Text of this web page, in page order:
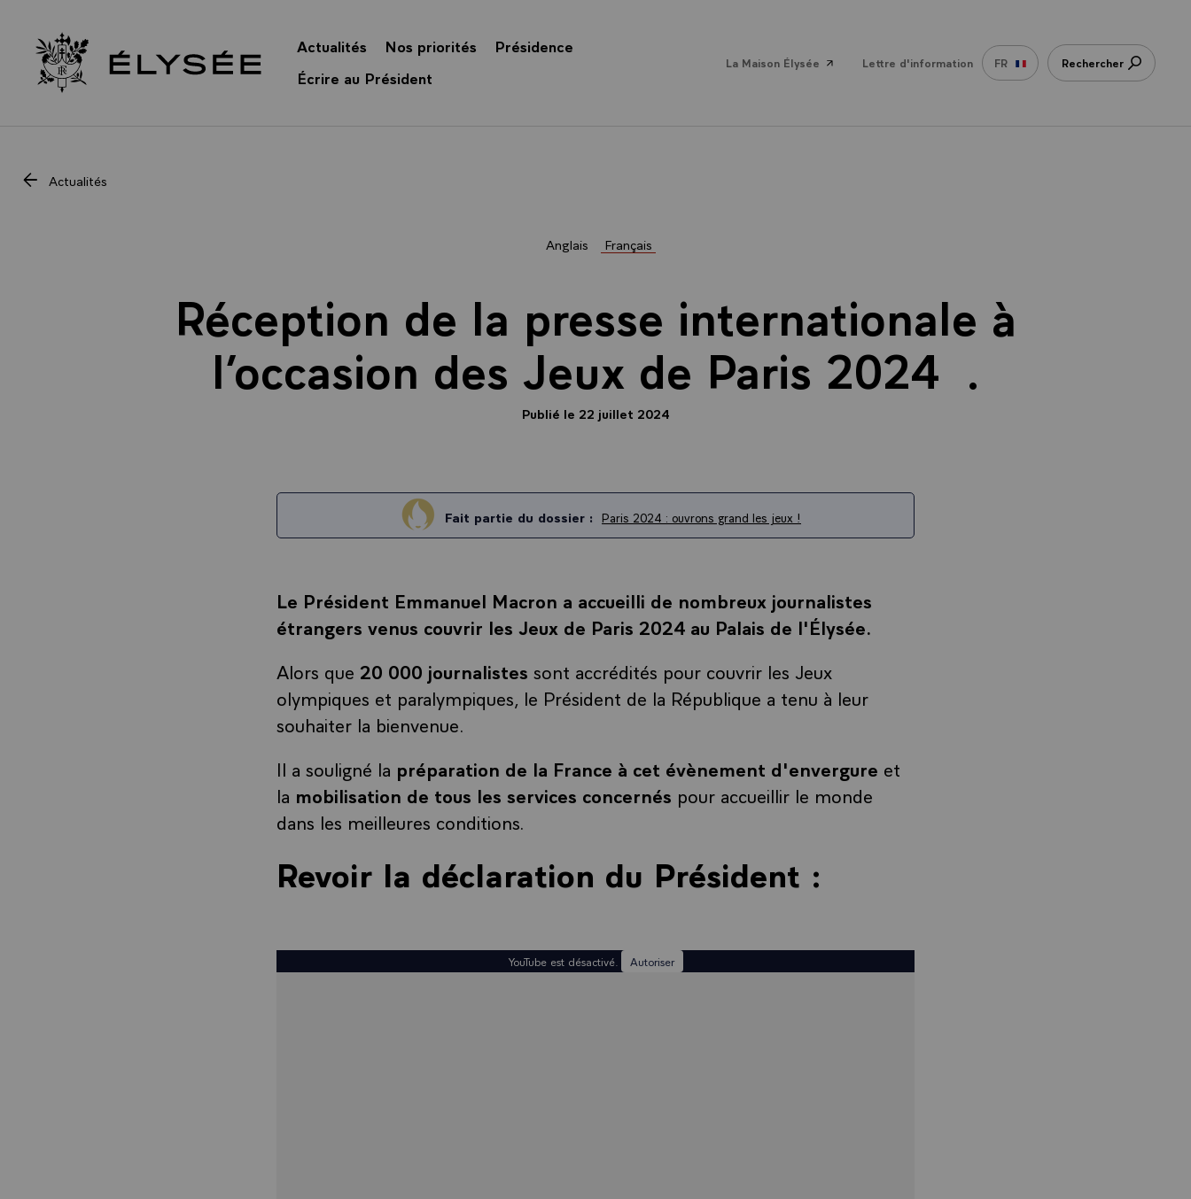
Retour à l’accueil Élysée
Actualités Nos priorités
Présidence
Écrire au Président
La Maison Élysée Lettre d'information FR Rechercher
Actualités
Anglais Français
Réception de la presse internationale à
l’occasion des Jeux de Paris 2024 .
Publié le 22 juillet 2024
Fait partie du dossier : Paris 2024 : ouvrons grand les jeux !
Le Président Emmanuel Macron a accueilli de nombreux journalistes
étrangers venus couvrir les Jeux de Paris 2024 au Palais de l'Élysée.
Alors que 20 000 journalistes sont accrédités pour couvrir les Jeux
olympiques et paralympiques, le Président de la République a tenu à leur
souhaiter la bienvenue.
Il a souligné la préparation de la France à cet évènement d'envergure et
la mobilisation de tous les services concernés pour accueillir le monde
dans les meilleures conditions.
Revoir la déclaration du Président :
YouTube est désactivé. Autoriser